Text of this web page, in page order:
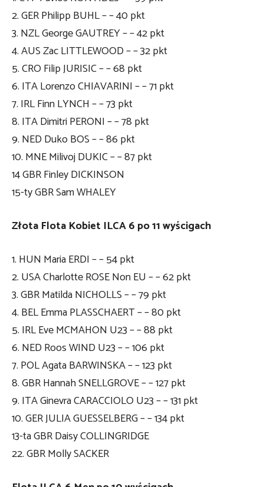
2. GER Philipp BUHL – – 40 pkt
3. NZL George GAUTREY – – 42 pkt
4. AUS Zac LITTLEWOOD – – 32 pkt
5. CRO Filip JURISIC – – 68 pkt
6. ITA Lorenzo CHIAVARINI – – 71 pkt
7. IRL Finn LYNCH – – 73 pkt
8. ITA Dimitri PERONI – – 78 pkt
9. NED Duko BOS – – 86 pkt
10. MNE Milivoj DUKIC – – 87 pkt
14 GBR Finley DICKINSON
15-ty GBR Sam WHALEY
Złota Flota Kobiet ILCA 6 po 11 wyścigach
1. HUN Maria ERDI – – 54 pkt
2. USA Charlotte ROSE Non EU – – 62 pkt
3. GBR Matilda NICHOLLS – – 79 pkt
4. BEL Emma PLASSCHAERT – – 80 pkt
5. IRL Eve MCMAHON U23 – – 88 pkt
6. NED Roos WIND U23 – – 106 pkt
7. POL Agata BARWINSKA – – 123 pkt
8. GBR Hannah SNELLGROVE – – 127 pkt
9. ITA Ginevra CARACCIOLO U23 – – 131 pkt
10. GER JULIA GUESSELBERG – – 134 pkt
13-ta GBR Daisy COLLINGRIDGE
22. GBR Molly SACKER